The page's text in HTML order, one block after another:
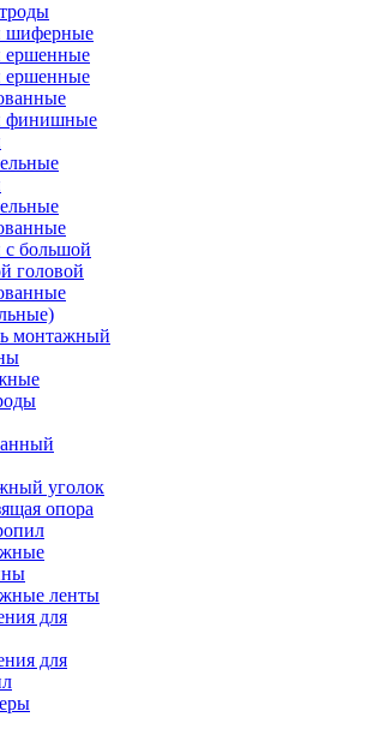
шиферные
ершенные
ершенные
финишные
с большой
головой
монтажный
уголок
опора
ленты
для
для